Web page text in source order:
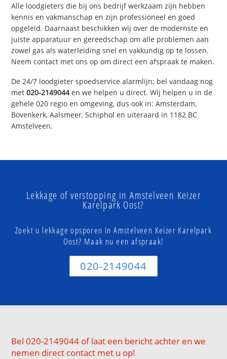
Alle loodgieters die bij ons bedrijf werkzaam zijn hebben
kennis en vakmanschap en zijn professioneel en goed
opgeleid. Daarnaast beschikken wij over de modernste en
juiste apparatuur en gereedschap om alle problemen aan
zowel gas als waterleiding snel en vakkundig op te lossen.
Neem contact met ons op om direct een afspraak te maken.
De 24/7 loodgieter spoedservice alarmlijn; bel vandaag nog
met020-2149044en we helpen u direct. Wij helpen u in de
gehele 020 regio en omgeving, dus ook in: Amsterdam,
Bovenkerk, Aalsmeer, Schiphol en uiteraard in 1182 BC
Amstelveen.
Lekkage of verstopping in Amstelveen Keizer
Karelpark Oost?
Zoekt u lekkage opsporen in Amstelveen Keizer Karelpark
Oost? Maak nu een afspraak!
020-2149044
Bel 020-2149044 of laat een bericht achter en we
nemen direct contact met u op!